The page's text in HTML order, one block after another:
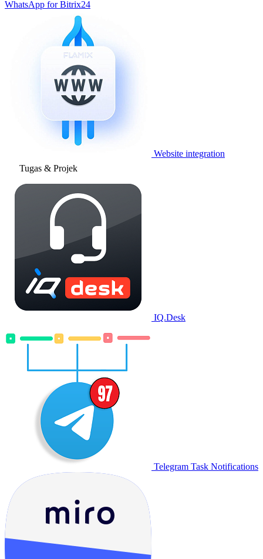
WhatsApp for Bitrix24
Website integration
Tugas & Projek
IQ.Desk
Telegram Task Notifications